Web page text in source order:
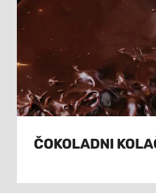
ČOKOLADNI